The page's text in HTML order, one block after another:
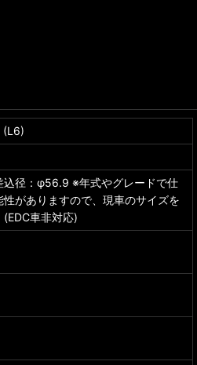
(L6)
込径：φ56.9 ※年式やグレードで仕
がありますので、現車のサイズを
(EDC車非対応)